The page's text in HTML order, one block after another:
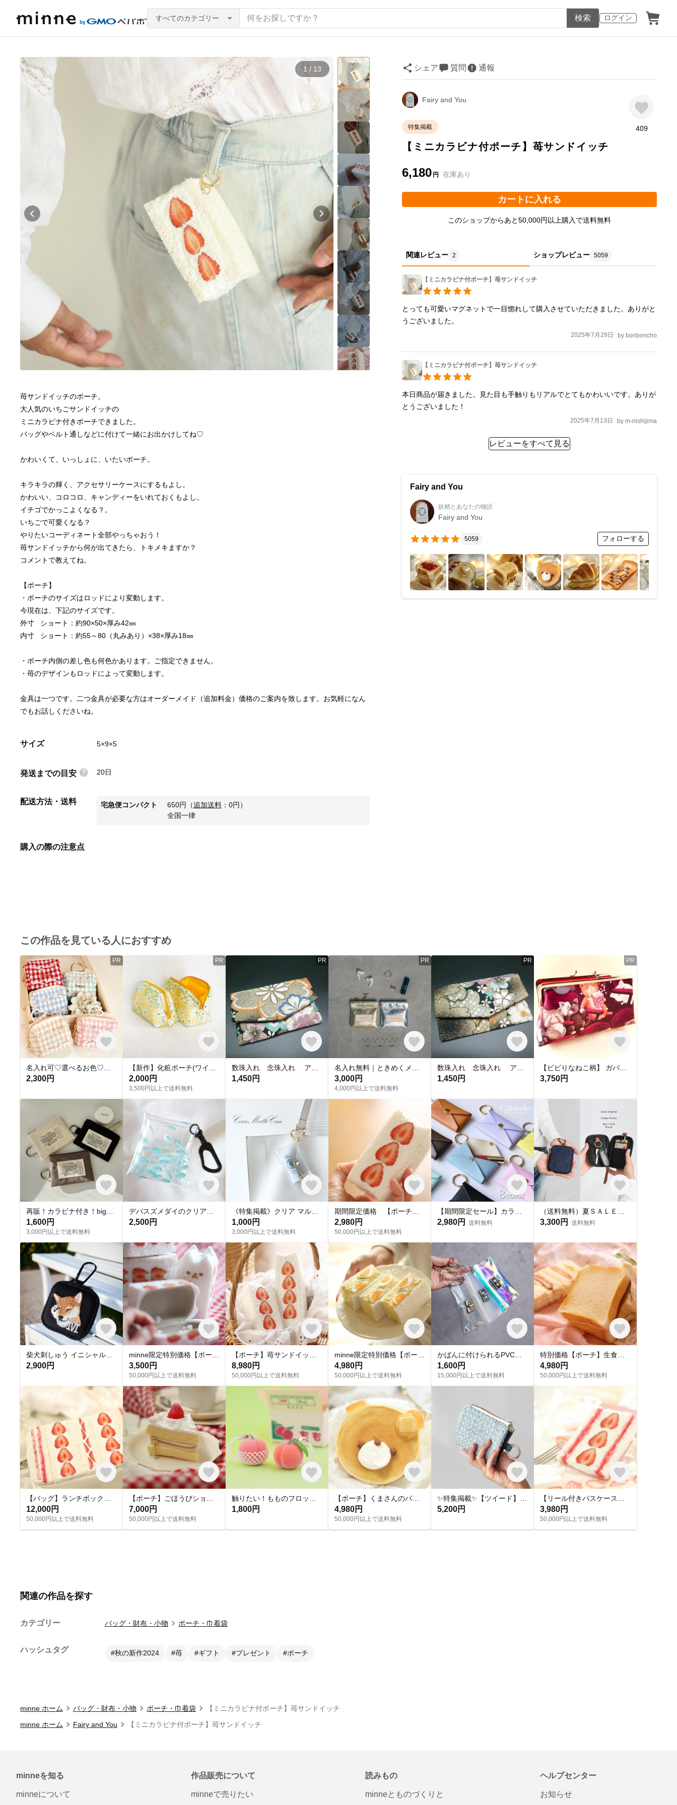
ログイン
すべてのカテゴリー 検索
1 / 13 シェア 質問 通報
Fairy and You
特集掲載
【ミニカラビナ付ポーチ】苺サンドイッチ
6,180 円 在庫あり
409
カートに入れる
このショップからあと50,000円以上購入で送料無料
苺サンドイッチのポーチ。
大人気のいちごサンドイッチの
ミニカラビナ付きポーチできました。
バッグやベルト通しなどに付けて一緒にお出かけしてね♡
かわいくて、いっしょに、いたいポーチ。
キラキラの輝く、アクセサリーケースにするもよし。
かわいい、コロコロ、キャンディーをいれておくもよし。
イチゴでかっこよくなる？。
いちごで可愛くなる？
やりたいコーディネート全部やっちゃおう！
苺サンドイッチから何が出てきたら、トキメキますか？
コメントで教えてね。
【ポーチ】
・ポーチのサイズはロッドにより変動します。
今現在は、下記のサイズです。
外寸   ショート：約90×50×厚み42㎜
内寸   ショート：約55～80（丸みあり）×38×厚み18㎜
・ポーチ内側の差し色も何色かあります。ご指定できません。
・苺のデザインもロッドによって変動します。
金具は一つです。二つ金具が必要な方はオーダーメイド（追加料金）価格のご案内を致します。お気軽になん
でもお話しくださいね。
サイズ 5×9×5
発送までの目安 20日
配送方法・送料 宅急便コンパクト 650円 （追加送料 ： 0円）
全国一律
購入の際の注意点
関連レビュー 2 ショップレビュー 5059
【ミニカラビナ付ポーチ】苺サンドイッチ
とっても可愛いマグネットで一目惚れして購入させていただきました。ありがと
うございました。
2025年7月29日 by bonboncho
【ミニカラビナ付ポーチ】苺サンドイッチ
本日商品が届きました。見た目も手触りもリアルでとてもかわいいです。ありが
とうございました！
2025年7月13日 by m-nishijima
レビューをすべて見る
Fairy and You
妖精とあなたの物語
Fairy and You
5059 フォローする
この作品を見ている人におすすめ
PR
2,300円
PR
2,000円
3,500円以上で送料無料
PR
1,450円
PR
3,000円
4,000円以上で送料無料
PR
1,450円
PR
【ビビりなねこ柄】 ガバっ！と開くがま口ポーチ ・ 化粧ポーチ ・大き目ペンケース（ USAコットン）
3,750円
1,600円
3,000円以上で送料無料
2,500円 1,000円
3,000円以上で送料無料
2,980円
50,000円以上で送料無料
2,980円 送料無料 3,300円 送料無料
2,900円 3,500円
50,000円以上で送料無料
8,980円
50,000円以上で送料無料
4,980円
50,000円以上で送料無料
1,600円
15,000円以上で送料無料
4,980円
50,000円以上で送料無料
12,000円
50,000円以上で送料無料
7,000円
50,000円以上で送料無料
1,800円 4,980円
50,000円以上で送料無料
5,200円 3,980円
50,000円以上で送料無料
関連の作品を探す
カテゴリー バッグ・財布・小物 ポーチ・巾着袋
ハッシュタグ #秋の新作2024 #苺 #ギフト #プレゼント #ポーチ
minne ホーム バッグ・財布・小物 ポーチ・巾着袋
【ミニカラビナ付ポーチ】苺サンドイッチ
minne ホーム
Fairy and You 【ミニカラビナ付ポーチ】苺サンドイッチ
minneを知る
minneについて
作品販売について
minneで売りたい
読みもの
minneとものづくりと
ヘルプセンター
お知らせ